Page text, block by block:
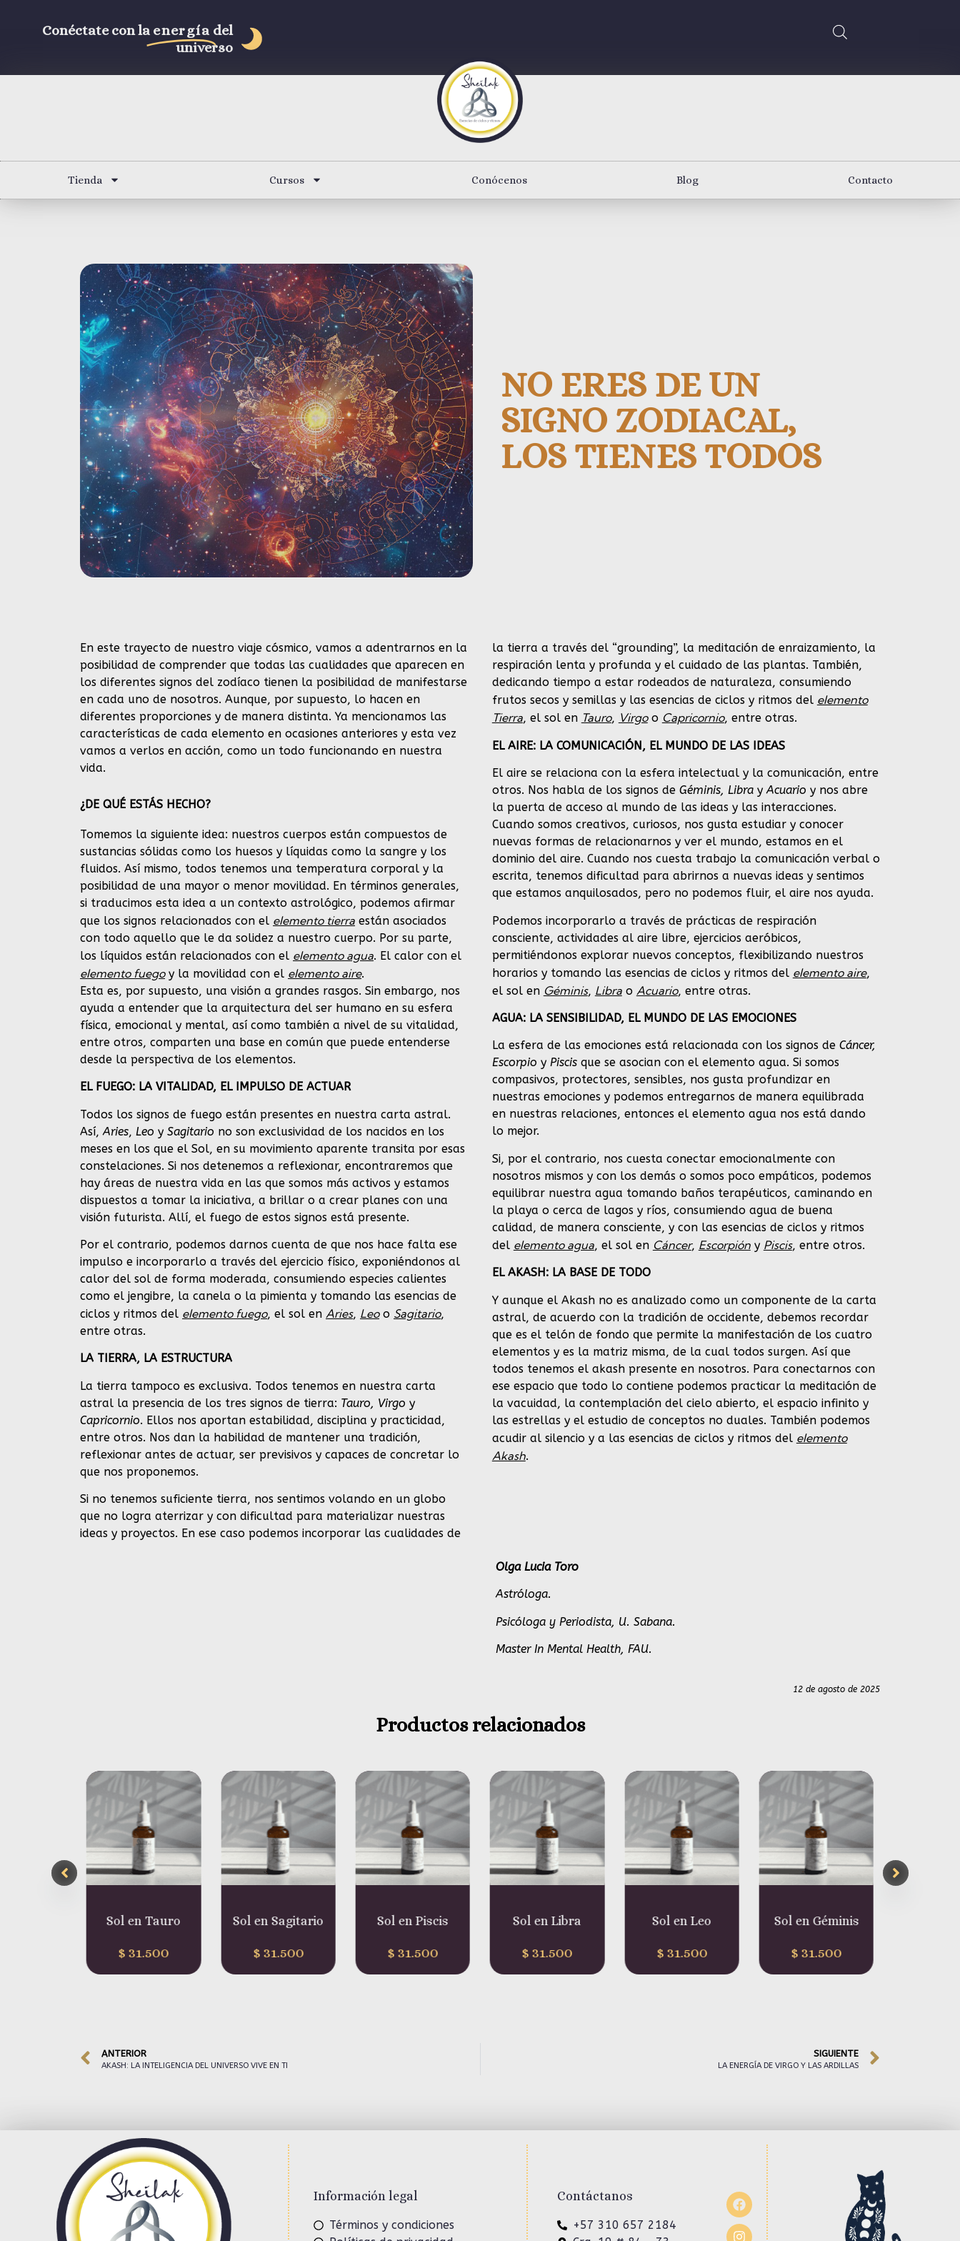
Conéctate con la energía del
universo
Tienda Cursos Conócenos Blog Contacto
NO ERES DE UN
SIGNO ZODIACAL,
LOS TIENES TODOS
En este trayecto de nuestro viaje cósmico, vamos a adentrarnos en la
posibilidad de comprender que todas las cualidades que aparecen en
los diferentes signos del zodíaco tienen la posibilidad de manifestarse
en cada uno de nosotros. Aunque, por supuesto, lo hacen en
diferentes proporciones y de manera distinta. Ya mencionamos las
características de cada elemento en ocasiones anteriores y esta vez
vamos a verlos en acción, como un todo funcionando en nuestra
vida.
¿DE QUÉ ESTÁS HECHO?
Tomemos la siguiente idea: nuestros cuerpos están compuestos de
sustancias sólidas como los huesos y líquidas como la sangre y los
fluidos. Así mismo, todos tenemos una temperatura corporal y la
posibilidad de una mayor o menor movilidad. En términos generales,
si traducimos esta idea a un contexto astrológico, podemos afirmar
que los signos relacionados con el elemento tierra están asociados
con todo aquello que le da solidez a nuestro cuerpo. Por su parte,
los líquidos están relacionados con el elemento agua. El calor con el
elemento fuegoy la movilidad con el elemento aire.
Esta es, por supuesto, una visión a grandes rasgos. Sin embargo, nos
ayuda a entender que la arquitectura del ser humano en su esfera
física, emocional y mental, así como también a nivel de su vitalidad,
entre otros, comparten una base en común que puede entenderse
desde la perspectiva de los elementos.
EL FUEGO: LA VITALIDAD, EL IMPULSO DE ACTUAR
Todos los signos de fuego están presentes en nuestra carta astral.
Así,Aries, Leo y Sagitario no son exclusividad de los nacidos en los
meses en los que el Sol, en su movimiento aparente transita por esas
constelaciones. Si nos detenemos a reflexionar, encontraremos que
hay áreas de nuestra vida en las que somos más activos y estamos
dispuestos a tomar la iniciativa, a brillar o a crear planes con una
visión futurista. Allí, el fuego de estos signos está presente.
Por el contrario, podemos darnos cuenta de que nos hace falta ese
impulso e incorporarlo a través del ejercicio físico, exponiéndonos al
calor del sol de forma moderada, consumiendo especies calientes
como el jengibre, la canela o la pimienta y tomando las esencias de
ciclos y ritmos del elemento fuego, el sol en Aries, Leoo Sagitario,
entre otras.
LA TIERRA, LA ESTRUCTURA
La tierra tampoco es exclusiva. Todos tenemos en nuestra carta
astral la presencia de los tres signos de tierra: Tauro, Virgo y
Capricornio. Ellos nos aportan estabilidad, disciplina y practicidad,
entre otros. Nos dan la habilidad de mantener una tradición,
reflexionar antes de actuar, ser previsivos y capaces de concretar lo
que nos proponemos.
Si no tenemos suficiente tierra, nos sentimos volando en un globo
que no logra aterrizar y con dificultad para materializar nuestras
ideas y proyectos. En ese caso podemos incorporar las cualidades de
la tierra a través del “grounding”, la meditación de enraizamiento, la
respiración lenta y profunda y el cuidado de las plantas. También,
dedicando tiempo a estar rodeados de naturaleza, consumiendo
frutos secos y semillas y las esencias de ciclos y ritmos del elemento
Tierra, el sol en Tauro, Virgoo Capricornio, entre otras.
EL AIRE: LA COMUNICACIÓN, EL MUNDO DE LAS IDEAS
El aire se relaciona con la esfera intelectual y la comunicación, entre
otros. Nos habla de los signos deGéminis, LibrayAcuario y nos abre
la puerta de acceso al mundo de las ideas y las interacciones.
Cuando somos creativos, curiosos, nos gusta estudiar y conocer
nuevas formas de relacionarnos y ver el mundo, estamos en el
dominio del aire. Cuando nos cuesta trabajo la comunicación verbal o
escrita, tenemos dificultad para abrirnos a nuevas ideas y sentimos
que estamos anquilosados, pero no podemos fluir, el aire nos ayuda.
Podemos incorporarlo a través de prácticas de respiración
consciente, actividades al aire libre, ejercicios aeróbicos,
permitiéndonos explorar nuevos conceptos, flexibilizando nuestros
horarios y tomando las esencias de ciclos y ritmos del elemento aire,
el sol en Géminis, Librao Acuario, entre otras.
AGUA: LA SENSIBILIDAD, EL MUNDO DE LAS EMOCIONES
La esfera de las emociones está relacionada con los signos de Cáncer,
Escorpio y Piscisque se asocian con el elemento agua. Si somos
compasivos, protectores, sensibles, nos gusta profundizar en
nuestras emociones y podemos entregarnos de manera equilibrada
en nuestras relaciones, entonces el elemento agua nos está dando
lo mejor.
Si, por el contrario, nos cuesta conectar emocionalmente con
nosotros mismos y con los demás o somos poco empáticos, podemos
equilibrar nuestra agua tomando baños terapéuticos, caminando en
la playa o cerca de lagos y ríos, consumiendo agua de buena
calidad, de manera consciente, y con las esencias de ciclos y ritmos
del elemento agua, el sol en Cáncer, Escorpióny Piscis, entre otros.
EL AKASH: LA BASE DE TODO
Y aunque el Akash no es analizado como un componente de la carta
astral, de acuerdo con la tradición de occidente, debemos recordar
que es el telón de fondo que permite la manifestación de los cuatro
elementos y es la matriz misma, de la cual todos surgen. Así que
todos tenemos el akash presente en nosotros. Para conectarnos con
ese espacio que todo lo contiene podemos practicar la meditación de
la vacuidad, la contemplación del cielo abierto, el espacio infinito y
las estrellas y el estudio de conceptos no duales. También podemos
acudir al silencio y a las esencias de ciclos y ritmos del elemento
Akash.
Olga Lucia Toro
Astróloga.
Psicóloga y Periodista, U. Sabana.
Master In Mental Health, FAU.
12 de agosto de 2025
Productos relacionados
Sol en Sagitario
$ 31.500
Sol en Piscis
$ 31.500
Sol en Libra
$ 31.500
Sol en Leo
$ 31.500
Sol en Géminis
$ 31.500
Sol en
ANTERIOR SIGUIENTE